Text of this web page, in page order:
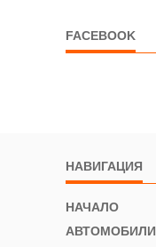
FACEBOOK
НАВИГАЦИЯ
НАЧАЛО
АВТОМОБИЛИ